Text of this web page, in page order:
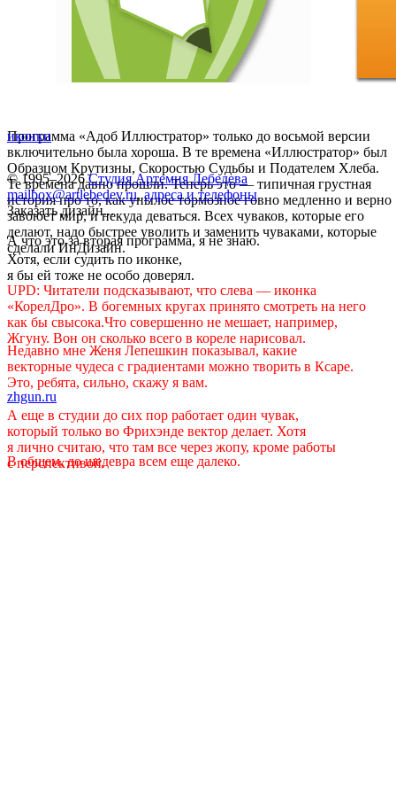
Программа «Адоб Иллюстратор» только до восьмой версии
включительно была хороша. В те времена «Иллюстратор» был
Образцом Крутизны, Скоростью Судьбы и Подателем Хлеба.
Те времена давно прошли. Теперь это — типичная грустная
история про то, как унылое тормозное говно медленно и верно
завоюет мир, и некуда деваться. Всех чуваков, которые его
делают, надо быстрее уволить и заменить чуваками, которые
сделали ИнДизайн.
А что это за вторая программа, я не знаю.
Хотя, если судить по иконке,
я бы ей тоже не особо доверял.
UPD: Читатели подсказывают, что слева — иконка
«КорелДро». В богемных кругах принято смотреть на него
как бы свысока.Что совершенно не мешает, например,
Жгуну. Вон он сколько всего в кореле нарисовал.
Недавно мне Женя Лепешкин показывал, какие
векторные чудеса с градиентами можно творить в Ксаре.
Это, ребята, сильно, скажу я вам.
zhgun.ru
А еще в студии до сих пор работает один чувак,
который только во Фрихэнде вектор делает. Хотя
я лично считаю, что там все через жопу, кроме работы
с перспективой.
В общем, до шедевра всем еще далеко.
иконки
© 1995–2026 Студия Артемия Лебедева
mailbox@artlebedev.ru, адреса и телефоны
Заказать дизайн...